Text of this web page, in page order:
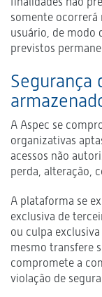
somente ocorrerá
usuário, de modo
previstos
Segurança
A Aspec se
organizativas
acessos não
perda, alteração,
A plataforma se
exclusiva de
ou culpa
mesmo transfere
compromete a
violação de